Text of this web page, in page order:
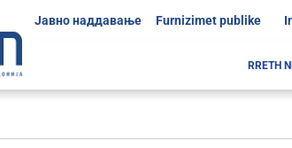
Јавно наддавање Furnizimet publike
RRETH